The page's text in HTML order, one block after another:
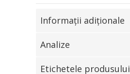
Informaţii adiţionale
Analize
Etichetele produsului